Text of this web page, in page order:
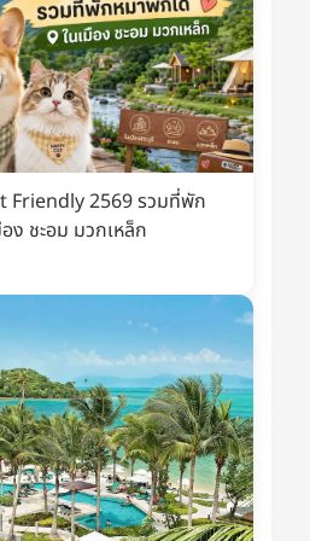
Friendly 2569 รวมที่พัก
ง ชะอม มวกเหล็ก